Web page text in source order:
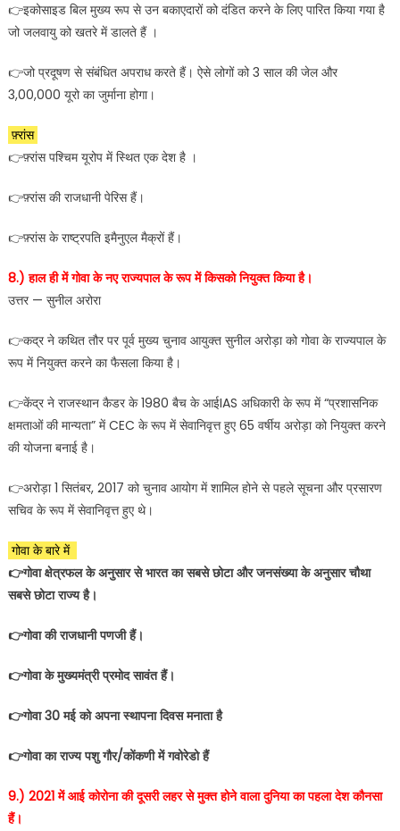
👉इकोसाइड बिल मुख्य रूप से उन बकाएदारों को दंडित करने के लिए पारित किया गया है
जो जलवायु को खतरे में डालते हैं ।
👉जो प्रदूषण से संबंधित अपराध करते हैं। ऐसे लोगों को 3 साल की जेल और
3,00,000 यूरो का जुर्माना होगा।
फ़्रांस
👉फ़्रांस पश्चिम यूरोप में स्थित एक देश है ।
👉फ़्रांस की राजधानी पेरिस हैं।
👉फ़्रांस के राष्ट्रपति इमैनुएल मैक्रों हैं।
8.) हाल ही में गोवा के नए राज्यपाल के रूप में किसको नियुक्त किया है।
उत्तर — सुनील अरोरा
👉कद्र ने कथित तौर पर पूर्व मुख्य चुनाव आयुक्त सुनील अरोड़ा को गोवा के राज्यपाल के
रूप में नियुक्त करने का फैसला किया है।
👉केंद्र ने राजस्थान कैडर के 1980 बैच के आईIAS अधिकारी के रूप में “प्रशासनिक
क्षमताओं की मान्यता” में CEC के रूप में सेवानिवृत्त हुए 65 वर्षीय अरोड़ा को नियुक्त करने
की योजना बनाई है।
👉अरोड़ा 1 सितंबर, 2017 को चुनाव आयोग में शामिल होने से पहले सूचना और प्रसारण
सचिव के रूप में सेवानिवृत्त हुए थे।
गोवा के बारे में
👉गोवा क्षेत्रफल के अनुसार से भारत का सबसे छोटा और जनसंख्या के अनुसार चौथा
सबसे छोटा राज्य है।
👉गोवा की राजधानी पणजी हैं।
👉गोवा के मुख्यमंत्री प्रमोद सावंत हैं।
👉गोवा 30 मई को अपना स्थापना दिवस मनाता है
👉गोवा का राज्य पशु गौर/कोंकणी में गवोरेडो हैं
9.) 2021 में आई कोरोना की दूसरी लहर से मुक्त होने वाला दुनिया का पहला देश कौनसा
हैं।